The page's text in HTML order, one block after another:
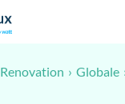
Renovation
Globale